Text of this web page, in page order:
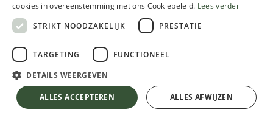
Zoek je hulp om de meest geschikte verf te
kiezen?
Gebruik onze verfwijzer
cookies in overeenstemming met ons Cookiebeleid. Lees verder
STRIKT NOODZAKELIJK
PRESTATIE
TARGETING FUNCTIONEEL
DETAILS WEERGEVEN
ALLES ACCEPTEREN ALLES AFWIJZEN